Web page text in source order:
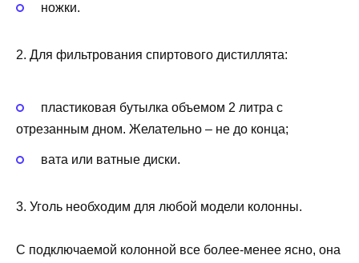
ножки.
2. Для фильтрования спиртового дистиллята:
пластиковая бутылка объемом 2 литра с
отрезанным дном. Желательно – не до конца;
вата или ватные диски.
3. Уголь необходим для любой модели колонны.
С подключаемой колонной все более-менее ясно, она